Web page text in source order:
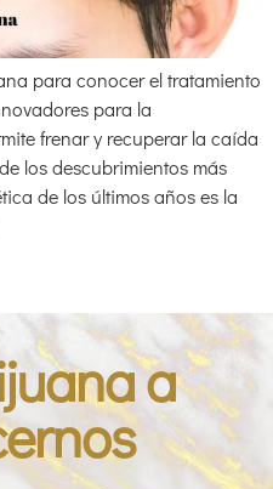
para conocer el tratamiento
para la
frenar y recuperar la caída
los descubrimientos más
de los últimos años es la
a